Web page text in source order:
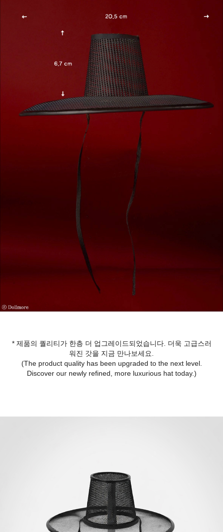
* 제품의 퀄리티가 한층 더 업그레이드되었습니다. 더욱 고급스러
워진 갓을 지금 만나보세요.
(The product quality has been upgraded to the next level.
Discover our newly refined, more luxurious hat today.)